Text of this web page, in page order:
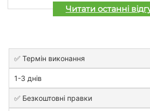
Читати останні
✅ Термін виконання
1-3 днів
✅ Безкоштовні правки